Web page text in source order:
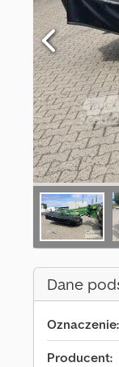
Dane
Oznaczenie:
Producent: